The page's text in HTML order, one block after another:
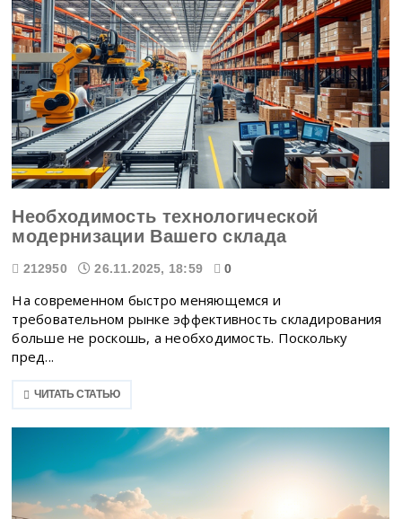
Необходимость технологической
модернизации Вашего склада
212950 26.11.2025, 18:59 0
На современном быстро меняющемся и
требовательном рынке эффективность складирования
больше не роскошь, а необходимость. Поскольку
пред...
ЧИТАТЬ СТАТЬЮ